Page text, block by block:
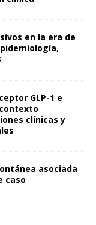
en la era de
GLP-1 e
clínicas y
asociada
caso